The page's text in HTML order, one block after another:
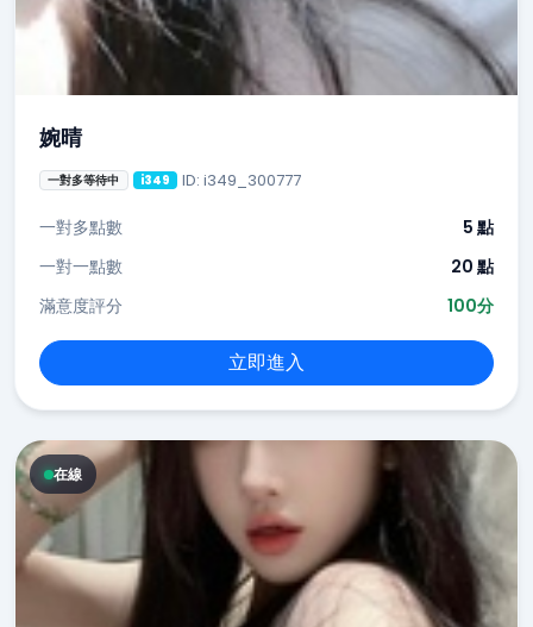
婉晴
一對多等待中 i349 ID: i349_300777
一對多點數
5 點
一對一點數
20 點
滿意度評分
100分
立即進入
在線